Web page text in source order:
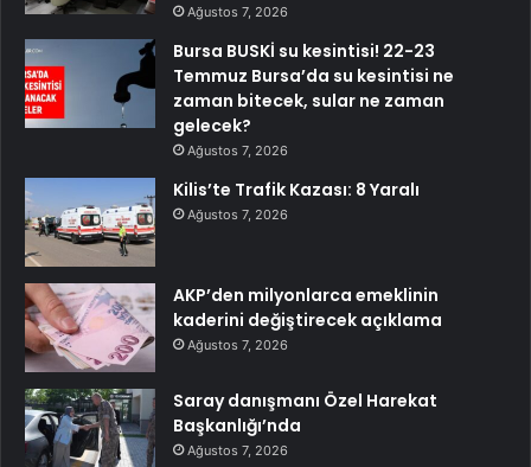
Ağustos 7, 2026
Bursa BUSKİ su kesintisi! 22-23
Temmuz Bursa’da su kesintisi ne
zaman bitecek, sular ne zaman
gelecek?
Ağustos 7, 2026
Kilis’te Trafik Kazası: 8 Yaralı
Ağustos 7, 2026
AKP’den milyonlarca emeklinin
kaderini değiştirecek açıklama
Ağustos 7, 2026
Saray danışmanı Özel Harekat
Başkanlığı’nda
Ağustos 7, 2026